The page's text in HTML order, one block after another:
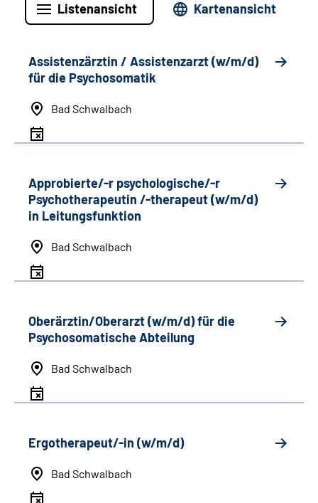
Listenansicht Kartenansicht
Assistenzärztin / Assistenzarzt (w/m/d)
für die Psychosomatik
Bad Schwalbach
Approbierte/-r psychologische/-r
Psychotherapeutin /-therapeut (w/m/d)
in Leitungsfunktion
Bad Schwalbach
Oberärztin/Oberarzt (w/m/d) für die
Psychosomatische Abteilung
Bad Schwalbach
Ergotherapeut/-in (w/m/d)
Bad Schwalbach